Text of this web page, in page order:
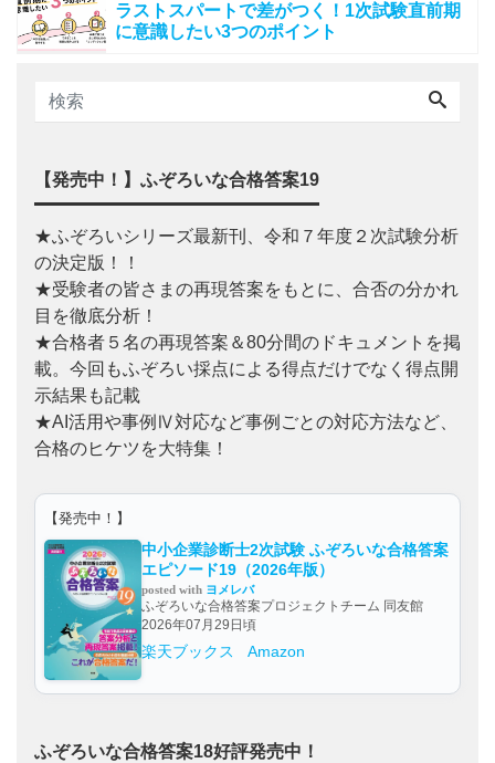
ラストスパートで差がつく！1次試験直前期
に意識したい3つのポイント
【発売中！】ふぞろいな合格答案19
★ふぞろいシリーズ最新刊、令和７年度２次試験分析
の決定版！！
★受験者の皆さまの再現答案をもとに、合否の分かれ
目を徹底分析！
★合格者５名の再現答案＆80分間のドキュメントを掲
載。今回もふぞろい採点による得点だけでなく得点開
示結果も記載
★AI活用や事例Ⅳ対応など事例ごとの対応方法など、
合格のヒケツを大特集！
【発売中！】
中小企業診断士2次試験 ふぞろいな合格答案
エピソード19（2026年版）
posted with ヨメレバ
ふぞろいな合格答案プロジェクトチーム 同友館
2026年07月29日頃
楽天ブックス Amazon
ふぞろいな合格答案18好評発売中！